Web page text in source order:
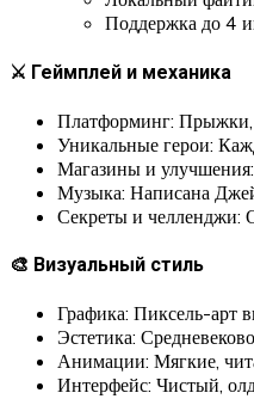
Поддержка до 4
⚔️ Геймплей и механика
Платформинг: Прыжки,
Уникальные герои:
Магазины и
Музыка: Написана
Секреты и челленджи:
🎨 Визуальный стиль
Графика: Пиксель-арт
Эстетика:
Анимации: Мягкие,
Интерфейс: Чистый,